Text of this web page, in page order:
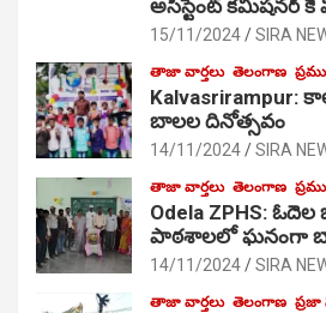
అసిస్టెంట్ కమిషనర్ కే
15/11/2024 SIRA
తాజా వార్తలు తెలంగాణ
Kalvasrirampur:
బాలల దినోత్సవం
14/11/2024 SIRA
తాజా వార్తలు తెలంగాణ
Odela ZPHS:
పాఠ‌శాల‌లో ఘనంగా
14/11/2024 SIRA
తాజా వార్తలు తెలంగాణ ప్రజా